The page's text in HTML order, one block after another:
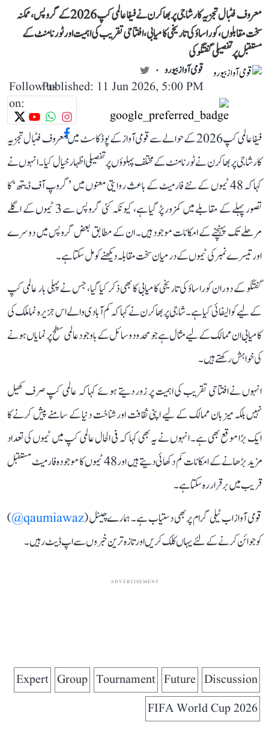
معروف فٹبال تجزیہ کار شاجی پربھاکرن نے فیفا عالمی کپ 2026 کے گروپس، ممکنہ
سخت مقابلوں، کوراساؤ کی تاریخی کامیابی، افتتاحی تقریب کی اہمیت اور ٹورنامنٹ کے
مستقبل پر تفصیلی گفتگو کی
قومی آواز بیورو
Published: 11 Jun 2026, 5:00 PM
Follow us
on:
فیفا عالمی کپ 2026 کے حوالے سے قومی آواز کے پوڈکاسٹ میں معروف فٹبال تجزیہ
کار شاجی پربھاکرن نے ٹورنامنٹ کے مختلف پہلوؤں پر تفصیلی اظہار خیال کیا۔ انہوں نے
کہا کہ 48 ٹیموں کے نئے فارمیٹ کے باعث روایتی معنوں میں ’گروپ آف ڈیتھ‘ کا
تصور پہلے کے مقابلے میں کمزور پڑ گیا ہے، کیونکہ کئی گروپس سے 3 ٹیموں کے اگلے
مرحلے تک پہنچنے کے امکانات موجود ہیں۔ ان کے مطابق بعض گروپس میں دوسرے
اور تیسرے نمبر کی ٹیموں کے درمیان سخت مقابلہ دیکھنے کو مل سکتا ہے۔
گفتگو کے دوران کوراساؤ کی تاریخی کامیابی کا بھی ذکر کیا گیا، جس نے پہلی بار عالمی کپ
کے لیے کوالیفائی کیا ہے۔ شاجی پربھاکرن نے کہا کہ کم آبادی والے اس جزیرہ نما ملک کی
کامیابی ان ممالک کے لیے مثال ہے جو محدود وسائل کے باوجود عالمی سطح پر نمایاں ہونے
کی خواہش رکھتے ہیں۔
انہوں نے افتتاحی تقریب کی اہمیت پر زور دیتے ہوئے کہا کہ عالمی کپ صرف کھیل
نہیں بلکہ میزبان ممالک کے لیے اپنی ثقافت اور شناخت دنیا کے سامنے پیش کرنے کا
ایک بڑا موقع بھی ہے۔ انہوں نے یہ بھی کہا کہ فی الحال عالمی کپ میں ٹیموں کی تعداد
مزید بڑھانے کے امکانات کم دکھائی دیتے ہیں اور 48 ٹیموں کا موجودہ فارمیٹ مستقبل
قریب میں برقرار رہ سکتا ہے۔
قومی آواز اب ٹیلی گرام پر بھی دستیاب ہے۔ ہمارے چینل (qaumiawaz@
)
کو جوائن کرنے کے لئے یہاں کلک کریں اور تازہ ترین خبروں سے اپ ڈیٹ رہیں۔
ADVERTISEMENT
Discussion
Future
Tournament
Group
Expert
FIFA World Cup 2026